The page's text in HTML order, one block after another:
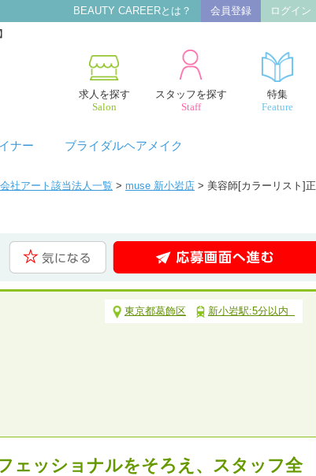
BEAUTY CAREERとは？ 会員登録 ログイン
求人を探す
Salon
スタッフを探す
Staff
特集
Feature
ナー ブライダルヘアメイク
社アート該当法人一覧 > muse 新小岩店 > 美容師[カラーリスト]正
東京都葛飾区 新小岩駅:5分以内
ェッショナルをそろえ、スタッフ全